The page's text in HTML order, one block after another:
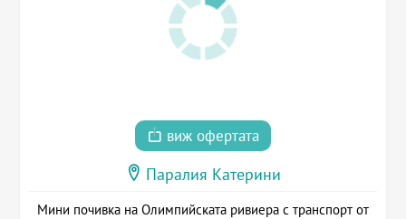
виж офертата
Паралия Катерини
Мини почивка на Олимпийската ривиера с транспорт от